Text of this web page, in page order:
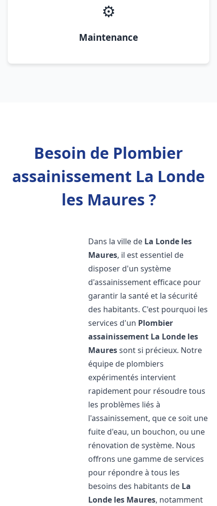
⚙️
Maintenance
Besoin de Plombier
assainissement La Londe
les Maures ?
Dans la ville de La Londe les
Maures, il est essentiel de
disposer d'un système
d'assainissement efficace pour
garantir la santé et la sécurité
des habitants. C'est pourquoi les
services d'un Plombier
assainissement La Londe les
Mauressont si précieux. Notre
équipe de plombiers
expérimentés intervient
rapidement pour résoudre tous
les problèmes liés à
l'assainissement, que ce soit une
fuite d'eau, un bouchon, ou une
rénovation de système. Nous
offrons une gamme de services
pour répondre à tous les
besoins des habitants de La
Londe les Maures, notamment